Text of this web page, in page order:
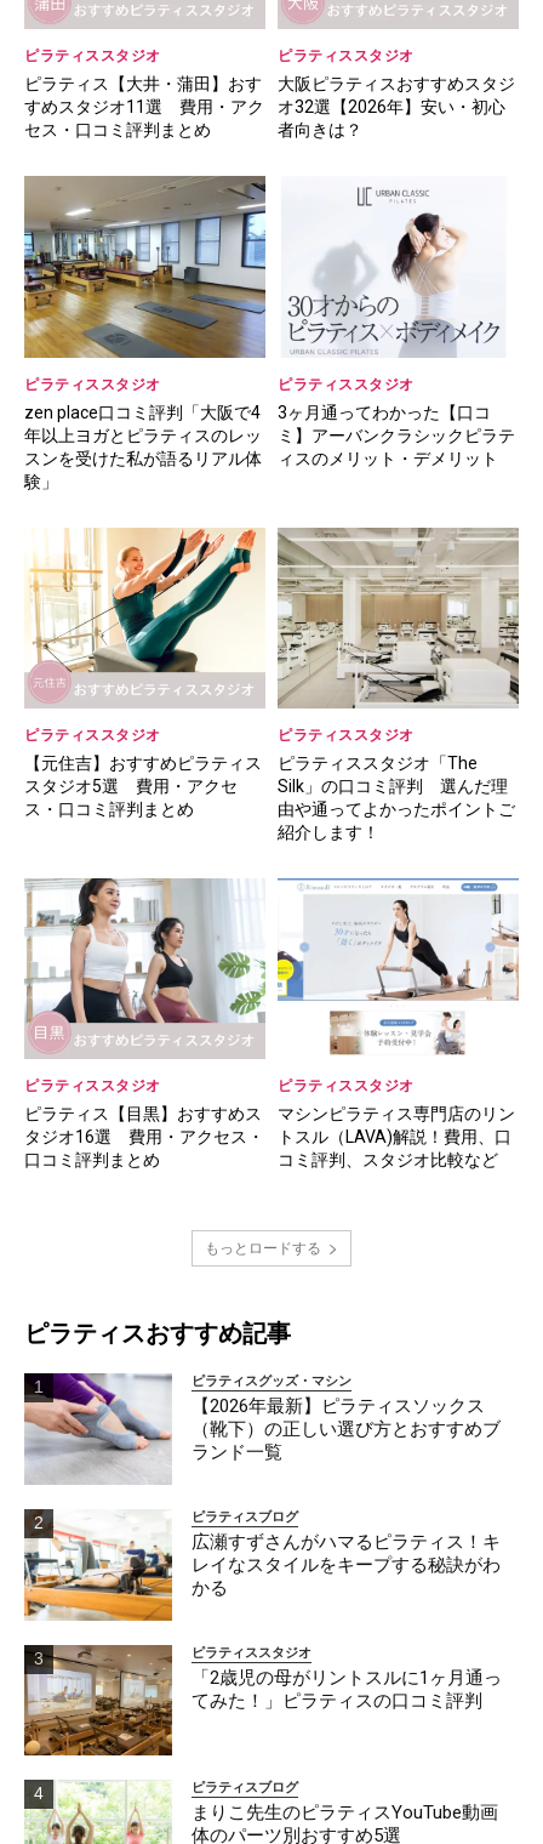
ピラティススタジオ
ピラティス【大井・蒲田】おす
すめスタジオ11選 費用・アク
セス・口コミ評判まとめ
ピラティススタジオ
大阪ピラティスおすすめスタジ
オ32選【2026年】安い・初心
者向きは？
ピラティススタジオ
zen place口コミ評判「大阪で4
年以上ヨガとピラティスのレッ
スンを受けた私が語るリアル体
験」
ピラティススタジオ
3ヶ月通ってわかった【口コ
ミ】アーバンクラシックピラテ
ィスのメリット・デメリット
ピラティススタジオ
【元住吉】おすすめピラティス
スタジオ5選 費用・アクセ
ス・口コミ評判まとめ
ピラティススタジオ
ピラティススタジオ「The
Silk」の口コミ評判 選んだ理
由や通ってよかったポイントご
紹介します！
ピラティススタジオ
ピラティス【目黒】おすすめス
タジオ16選 費用・アクセス・
口コミ評判まとめ
ピラティススタジオ
マシンピラティス専門店のリン
トスル（LAVA)解説！費用、口
コミ評判、スタジオ比較など
もっとロードする
ピラティスおすすめ記事
ピラティスグッズ・マシン
【2026年最新】ピラティスソックス
（靴下）の正しい選び方とおすすめブ
ランド一覧
ピラティスブログ
広瀬すずさんがハマるピラティス！キ
レイなスタイルをキープする秘訣がわ
かる
ピラティススタジオ
「2歳児の母がリントスルに1ヶ月通っ
てみた！」ピラティスの口コミ評判
ピラティスブログ
まりこ先生のピラティスYouTube動画
体のパーツ別おすすめ5選